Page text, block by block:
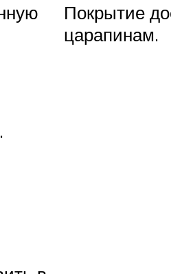
Покрытие
царапинам.